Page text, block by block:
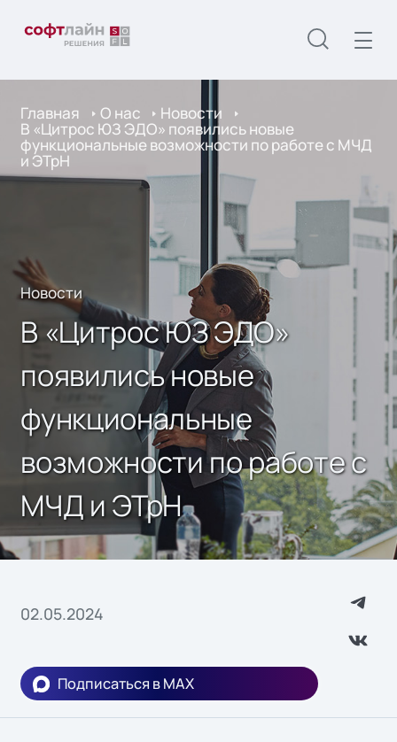
Главная О нас Новости
В «Цитрос ЮЗ ЭДО» появились новые
функциональные возможности по работе с МЧД
и ЭТрН
Новости
В «Цитрос ЮЗ ЭДО»
появились новые
функциональные
возможности по работе с
МЧД и ЭТрН
02.05.2024
Подписаться в MAX